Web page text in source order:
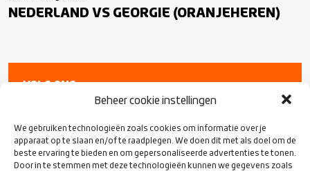
Beheer cookie instellingen
We gebruiken technologieën zoals cookies om informatie over je
apparaat op te slaan en/of te raadplegen. We doen dit met als doel om de
beste ervaring te bieden en om gepersonaliseerde advertenties te tonen.
Door in te stemmen met deze technologieën kunnen we gegevens zoals
NEDERLAND VS GEORGIE (ORANJEHEREN)
VOLG ONS